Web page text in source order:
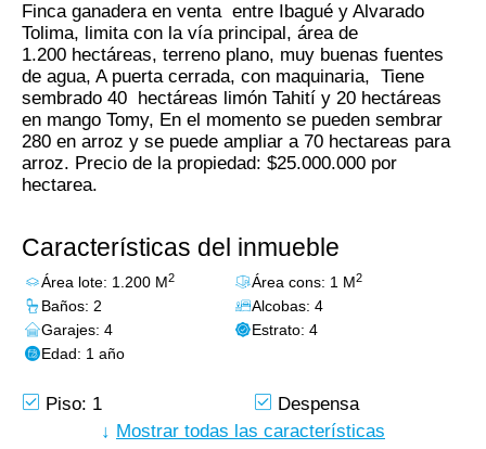
Finca ganadera en venta entre Ibagué y Alvarado
Tolima, limita con la vía principal, área de
1.200 hectáreas, terreno plano, muy buenas fuentes
de agua, A puerta cerrada, con maquinaria, Tiene
sembrado 40 hectáreas limón Tahití y 20 hectáreas
en mango Tomy, En el momento se pueden sembrar
280 en arroz y se puede ampliar a 70 hectareas para
arroz. Precio de la propiedad: $25.000.000 por
hectarea.
Características del inmueble
Área lote: 1.200 M2 Área cons: 1 M2
Baños: 2
Alcobas: 4
Garajes: 4
Estrato: 4
Edad: 1 año
Piso: 1
Despensa
Baño Auxiliar
↓ Mostrar todas las características